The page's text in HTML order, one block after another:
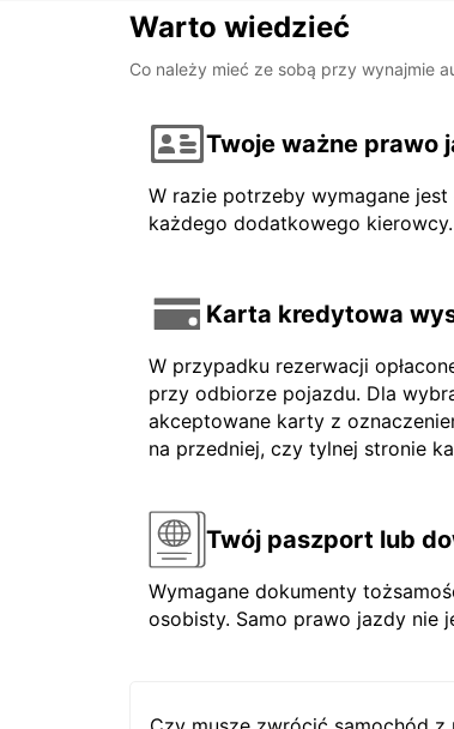
Warto wiedzieć
Co należy mieć ze sobą przy wynajmie
Twoje ważne prawo
W razie potrzeby wymagane
każdego dodatkowego
Karta kredytowa
W przypadku rezerwacji
przy odbiorze pojazdu. Dla
akceptowane karty z
na przedniej, czy tylnej stronie
Twój paszport lub
Wymagane dokumenty
osobisty. Samo prawo jazdy nie